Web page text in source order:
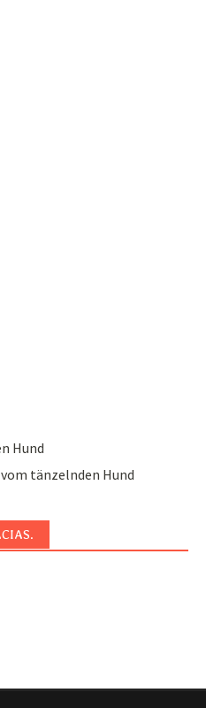
Hund
tänzelnden Hund